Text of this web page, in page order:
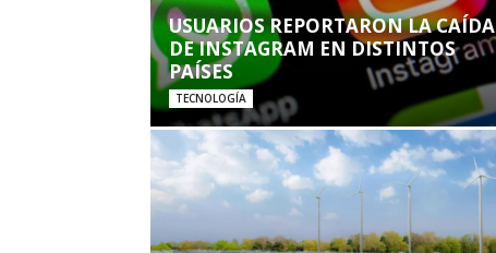
USUARIOS REPORTARON LA CAÍDA
DE INSTAGRAM EN DISTINTOS
PAÍSES
TECNOLOGÍA